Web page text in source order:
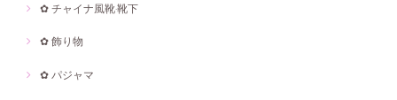
✿ チャイナ風靴·靴下
✿ 飾り物
✿ パジャマ